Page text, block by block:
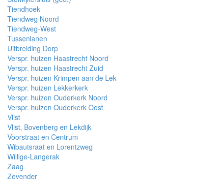
Tiendhoek
Tiendweg Noord
Tiendweg-West
Tussenlanen
Uitbreiding Dorp
Verspr. huizen Haastrecht Noord
Verspr. huizen Haastrecht Zuid
Verspr. huizen Krimpen aan de Lek
Verspr. huizen Lekkerkerk
Verspr. huizen Ouderkerk Noord
Verspr. huizen Ouderkerk Oost
Vlist
Vlist, Bovenberg en Lekdijk
Voorstraat en Centrum
Wibautsraat en Lorentzweg
Willige-Langerak
Zaag
Zevender